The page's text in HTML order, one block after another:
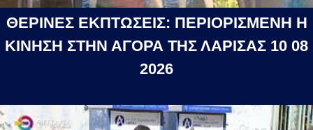
ΘΕΡΙΝΕΣ ΕΚΠΤΩΣΕΙΣ: ΠΕΡΙΟΡΙΣΜΕΝΗ Η
ΚΙΝΗΣΗ ΣΤΗΝ ΑΓΟΡΑ ΤΗΣ ΛΑΡΙΣΑΣ 10 08
2026